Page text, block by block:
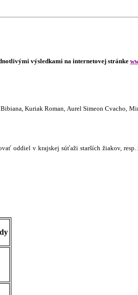
výsledkami na internetovej stránke
Kuriak Roman, Aurel Simeon Cvacho,
oddiel v krajskej súťaži starších žiakov,